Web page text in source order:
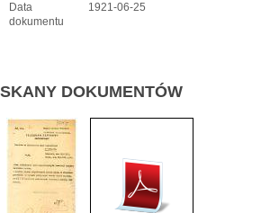
Data
dokumentu
1921-06-25
SKANY DOKUMENTÓW